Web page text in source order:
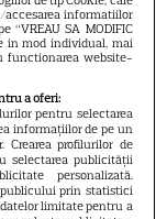
august 2026:
și
„Outer
de
accesarea informatiilor
“VREAU SA MODIFIC
in mod individual, mai
functionarea website-
a oferi:
pentru selectarea
informațiilor de pe un
Crearea profilurilor de
selectarea publicității
personalizată.
prin statistici
limitate pentru a